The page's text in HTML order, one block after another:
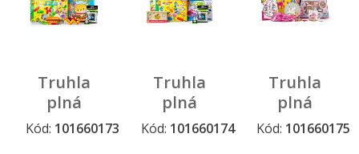
Truhla
plná
hračiek
Pripravujeme
Kód: 101660173
Truhla
plná
hračiek
Pripravujeme
Kód: 101660174
Truhla
plná
hračiek
Pripravujeme
Kód: 101660175